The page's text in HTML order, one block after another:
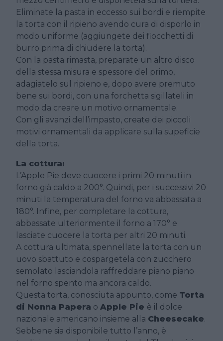
Eliminate la pasta in eccesso sui bordi e riempite
la torta con il ripieno avendo cura di disporlo in
modo uniforme (aggiungete dei fiocchetti di
burro prima di chiudere la torta).
Con la pasta rimasta, preparate un altro disco
della stessa misura e spessore del primo,
adagiatelo sul ripieno e, dopo avere premuto
bene sui bordi, con una forchetta sigillateli in
modo da creare un motivo ornamentale.
Con gli avanzi dell’impasto, create dei piccoli
motivi ornamentali da applicare sulla supeficie
della torta.
La cottura:
L’Apple Pie deve cuocere i primi 20 minuti in
forno già caldo a 200°. Quindi, per i successivi 20
minuti la temperatura del forno va abbassata a
180°. Infine, per completare la cottura,
abbassate ulteriormente il forno a 170° e
lasciate cuocere la torta per altri 20 minuti.
A cottura ultimata, spennellate la torta con un
uovo sbattuto e cospargetela con zucchero
semolato lasciandola raffreddare piano piano
nel forno spento ma ancora caldo.
Questa torta, conosciuta appunto, come Torta
di Nonna Papera o Apple Pie è il dolce
nazionale americano insieme alla Cheesecake.
Sebbene sia disponibile tutto l’anno, è